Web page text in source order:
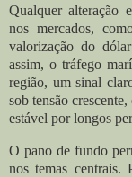
Qualquer alteração
nos mercados,
valorização do
assim, o tráfego
região, um sinal
sob tensão
estável por longos
O pano de fundo
nos temas centrais.